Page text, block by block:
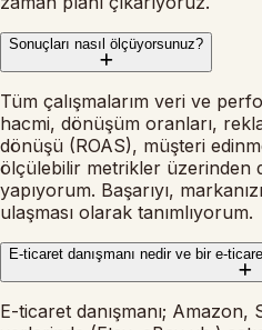
Sonuçları nasıl ölçüyorsunuz?
Tüm çalışmalarım veri ve
hacmi, dönüşüm oranları,
dönüşü (ROAS), müşteri
ölçülebilir metrikler üzerinden
yapıyorum. Başarıyı,
ulaşması olarak tanımlıyorum.
E-ticaret danışmanı nedir ve bir e-
E-ticaret danışmanı;